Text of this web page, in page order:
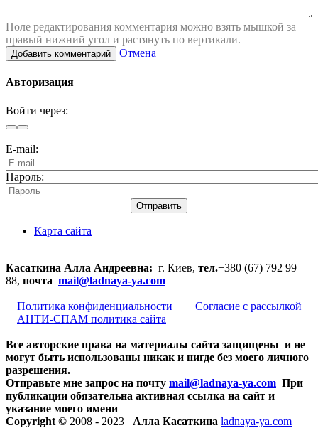
Поле редактирования комментария можно взять мышкой за
правый нижний угол и растянуть по вертикали.
Добавить комментарий Отмена
Авторизация
Войти через:
E-mail:
Пароль:
Отправить
Карта сайта
Касаткина Алла Андреевна: г. Киев, тел.+380 (67) 792 99
88, почта mail@ladnaya-ya.com
Политика конфиденциальности
Согласие с рассылкой
АНТИ-СПАМ политика сайта
Все авторские права на материалы сайта защищены и не
могут быть использованы никак и нигде без моего личного
разрешения.
Отправьте мне запрос на почту mail@ladnaya-ya.com При
публикации обязательна активная ссылка на сайт и
указание моего имени
Copyright © 2008 - 2023 Алла Касаткина ladnaya-ya.com